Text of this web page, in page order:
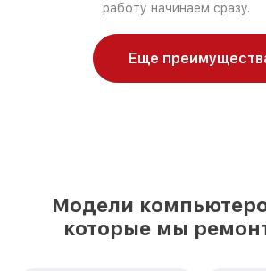
работу начинаем сразу.
Еще
Модели
которые мы